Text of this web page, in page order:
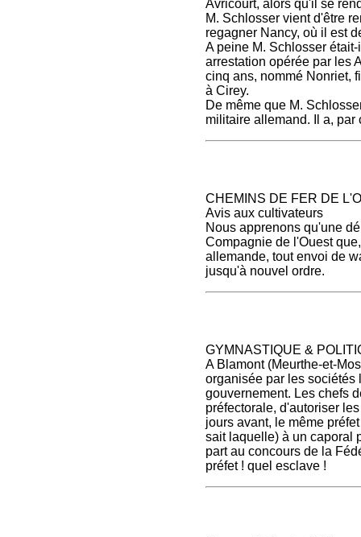
Avricourt, alors qu'il se
M. Schlosser vient d'être
regagner Nancy, où il est
A peine M. Schlosser
arrestation opérée par les
cinq ans, nommé Nonriet,
à Cirey.
De même que M.
militaire allemand. Il a, par
CHEMINS DE FER DE
Avis aux cultivateurs
Nous apprenons qu'une
Compagnie de l'Ouest
allemande, tout envoi de
jusqu'à nouvel ordre.
GYMNASTIQUE &
A Blamont (Meurthe-et-
organisée par les sociétés
gouvernement. Les chefs
préfectorale, d'autoriser
jours avant, le même
sait laquelle) à un caporal
part au concours de la
préfet ! quel esclave !